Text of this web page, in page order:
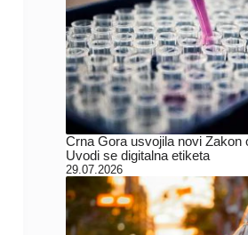
Crna Gora usvojila novi Zakon
Uvodi se digitalna etiketa
29.07.2026